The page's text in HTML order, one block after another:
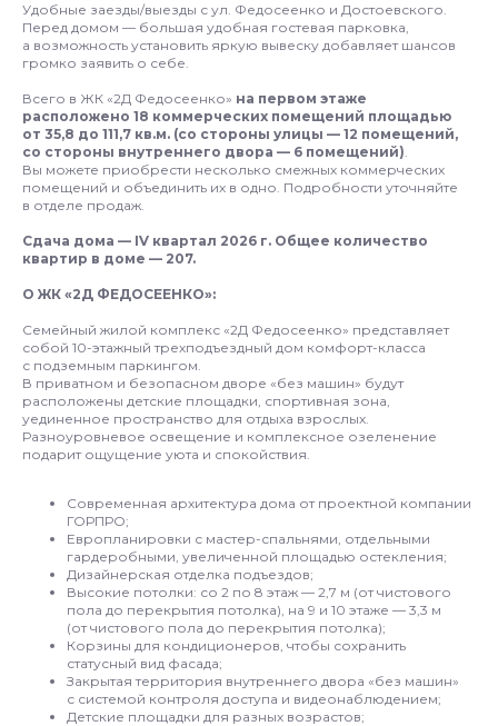
Удобные заезды/выезды с ул. Федосеенко и Достоевского.
Перед домом — большая удобная гостевая парковка,
а возможность установить яркую вывеску добавляет шансов
громко заявить о себе.
Всего в ЖК «2Д Федосеенко» на первом этаже
расположено 18 коммерческих помещений площадью
от 35,8 до 111,7 кв.м. (со стороны улицы — 12 помещений,
со стороны внутреннего двора — 6 помещений).
Вы можете приобрести несколько смежных коммерческих
помещений и объединить их в одно. Подробности уточняйте
в отделе продаж.
Сдача дома — IV квартал 2026 г. Общее количество
квартир в доме — 207.
О ЖК «2Д ФЕДОСЕЕНКО»:
Семейный жилой комплекс «2Д Федосеенко» представляет
собой 10-этажный трехподъездный дом комфорт-класса
с подземным паркингом.
В приватном и безопасном дворе «без машин» будут
расположены детские площадки, спортивная зона,
уединенное пространство для отдыха взрослых.
Разноуровневое освещение и комплексное озеленение
подарит ощущение уюта и спокойствия.
Современная архитектура дома от проектной компании
ГОРПРО;
Европланировки с мастер-спальнями, отдельными
гардеробными, увеличенной площадью остекления;
Дизайнерская отделка подъездов;
Высокие потолки: со 2 по 8 этаж — 2,7 м (от чистового
пола до перекрытия потолка), на 9 и 10 этаже — 3,3 м
(от чистового пола до перекрытия потолка);
Корзины для кондиционеров, чтобы сохранить
статусный вид фасада;
Закрытая территория внутреннего двора «без машин»
с системой контроля доступа и видеонаблюдением;
Детские площадки для разных возрастов;